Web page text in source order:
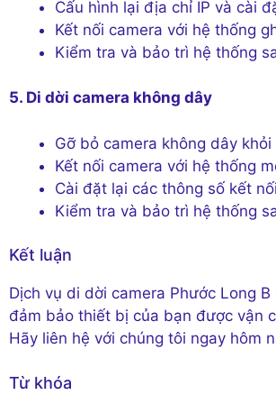
Cấu hình lại địa chỉ IP và cài
Kết nối camera với hệ thống
Kiểm tra và bảo trì hệ thống
5. Di dời camera không dây
Gỡ bỏ camera không dây
Kết nối camera với hệ thống
Cài đặt lại các thông số kết nối
Kiểm tra và bảo trì hệ thống
Kết luận
Dịch vụ di dời camera Phước Long
đảm bảo thiết bị của bạn được vận
Hãy liên hệ với chúng tôi ngay hôm
Từ khóa